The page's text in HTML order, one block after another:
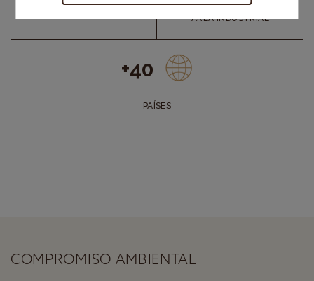
POR DÍA
AREA INDUSTRIAL
+40
PAÍSES
COMPROMISO AMBIENTAL